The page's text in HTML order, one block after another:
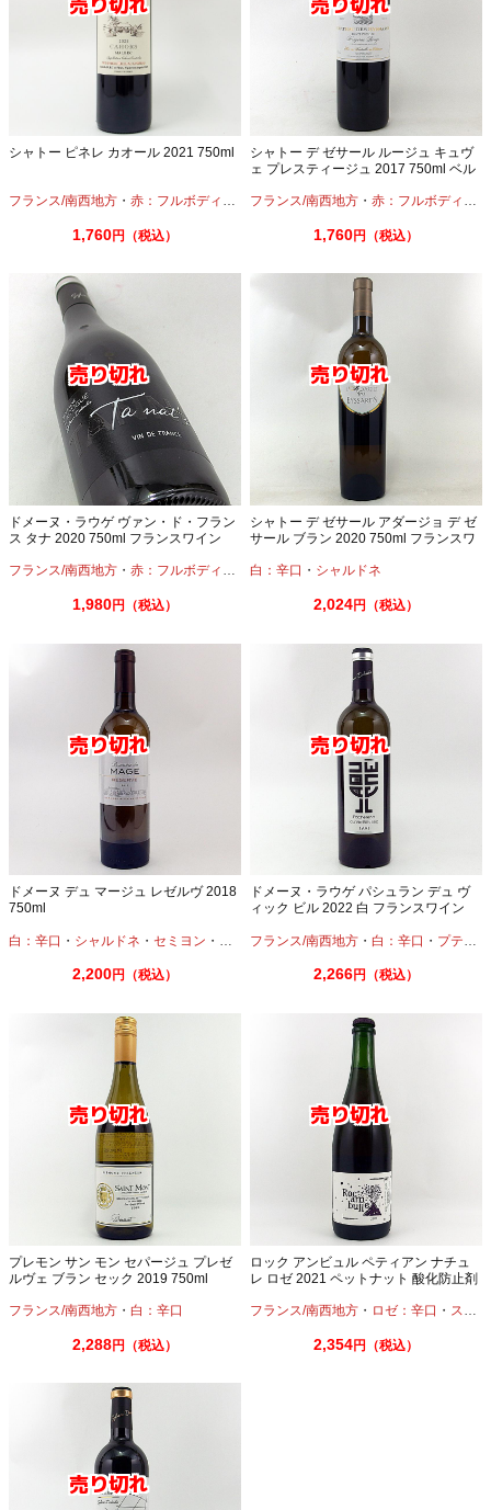
シャトー ピネレ カオール 2021 750ml
フランス/南西地方 ・ 赤：フルボディ ・ マルベック・メルロー
1,760円（税込）
シャトー デ ゼサール ルージュ キュヴ
ェ プレスティージュ 2017 750ml ベル
フランス/南西地方 ・赤：フルボディ ・
1,760円（税込）
ドメーヌ・ラウゲ ヴァン・ド・フラン
ス タナ 2020 750ml フランスワイン
フランス/南西地方 ・ 赤：フルボディ ・ タナ
1,980円（税込）
シャトー デ ゼサール アダージョ デ ゼ
サール ブラン 2020 750ml フランスワ
白：辛口 ・ シャルドネ
2,024円（税込）
ドメーヌ デュ マージュ レゼルヴ 2018
750ml
白：辛口 ・ シャルドネ ・ セミヨン ・ ソーヴィニオンブラン
2,200円（税込）
ドメーヌ・ラウゲ パシュラン デュ ヴ
ィック ビル 2022 白 フランスワイン
フランス/南西地方 ・ 白：辛口 ・ プティマンサン
2,266円（税込）
プレモン サン モン セパージュ プレゼ
ルヴェ ブラン セック 2019 750ml
フランス/南西地方 ・ 白：辛口
2,288円（税込）
ロック アンビュル ペティアン ナチュ
レ ロゼ 2021 ペットナット 酸化防止剤
フランス/南西地方 ・ ロゼ：辛口 ・ スパークリングワイン
2,354円（税込）